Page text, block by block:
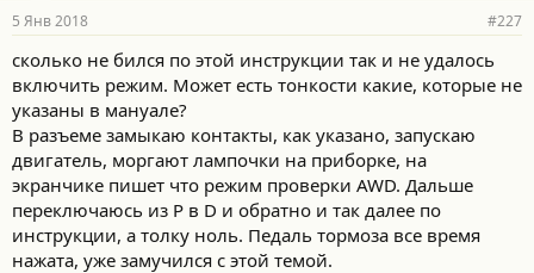
5 Янв 2018 #227
сколько не бился по этой инструкции так и не удалось
включить режим. Может есть тонкости какие, которые не
указаны в мануале?
В разъеме замыкаю контакты, как указано, запускаю
двигатель, моргают лампочки на приборке, на
экранчике пишет что режим проверки AWD. Дальше
переключаюсь из P в D и обратно и так далее по
инструкции, а толку ноль. Педаль тормоза все время
нажата, уже замучился с этой темой.